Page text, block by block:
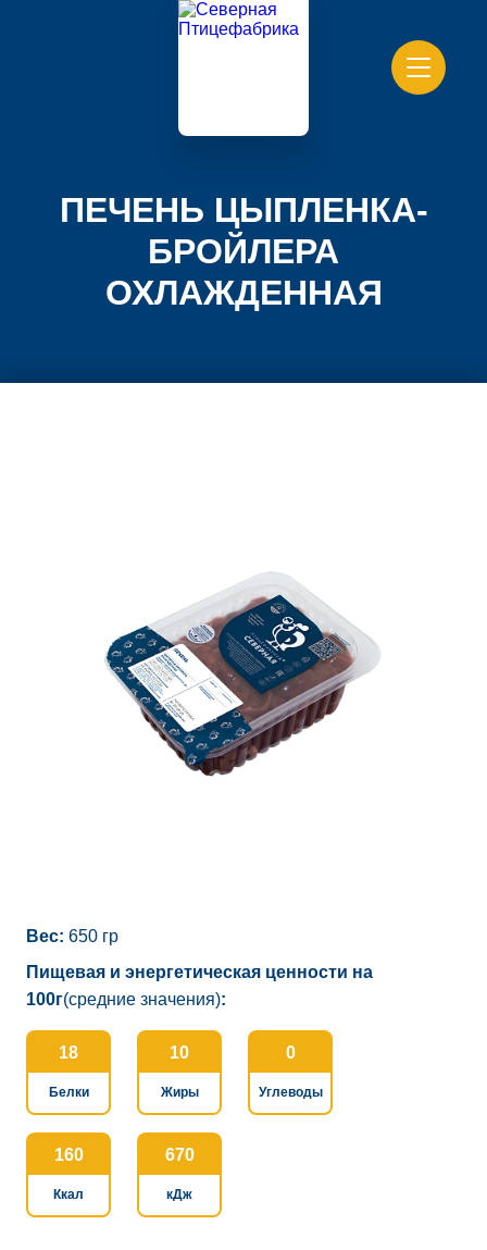
ПЕЧЕНЬ ЦЫПЛЕНКА-
БРОЙЛЕРА
ОХЛАЖДЕННАЯ
Вес: 650 гр
Пищевая и энергетическая ценности на
100г(средние значения):
18
Белки
10
Жиры
0
Углеводы
160
Ккал
670
кДж